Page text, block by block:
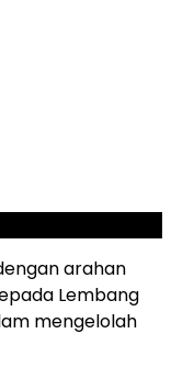
arahan
Lembang
mengelolah